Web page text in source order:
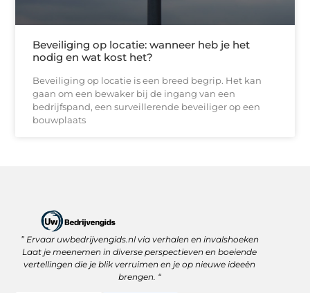
Beveiliging op locatie: wanneer heb je het
nodig en wat kost het?
Beveiliging op locatie is een breed begrip. Het kan
gaan om een bewaker bij de ingang van een
bedrijfspand, een surveillerende beveiliger op een
bouwplaats
” Ervaar uwbedrijvengids.nl via verhalen en invalshoeken
Laat je meenemen in diverse perspectieven en boeiende
vertellingen die je blik verruimen en je op nieuwe ideeën
brengen. “